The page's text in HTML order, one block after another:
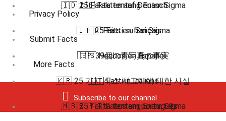
Privacy Policy
Submit Facts
More Facts
Subscribe to our channel
🇮🇩 25 Fakta tentang Enam Sigma
🇮🇹 25 Fatti su Sei Sigma
🇯🇵 39個の青写真の事実
🇰🇷 25 가지 식스 시그마에 대한 사실
🇲🇸 25 Fakta tentang Enam Sigma
🇩🇪 Fakten auf Deutsch
🇫🇷 Faits en français
🇪🇸 Hechos en Español
🇮🇹 Fatti in Italiano
🇧🇷 🇵🇹 Fatos em português